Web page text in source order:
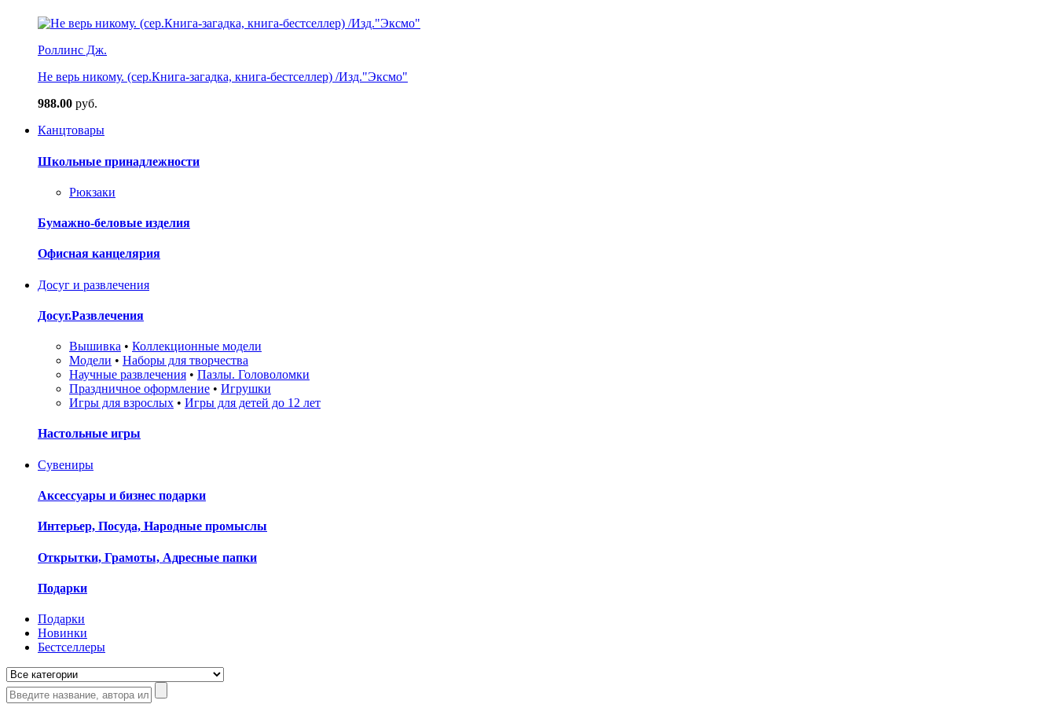
Роллинс Дж.
Не верь никому. (сер.Книга-загадка, книга-бестселлер) /Изд."Эксмо"
988.00 руб.
Канцтовары
Школьные принадлежности
Рюкзаки
Бумажно-беловые изделия
Офисная канцелярия
Досуг и развлечения
Досуг.Развлечения
Вышивка • Коллекционные модели
Модели • Наборы для творчества
Научные развлечения • Пазлы. Головоломки
Праздничное оформление • Игрушки
Игры для взрослых • Игры для детей до 12 лет
Настольные игры
Сувениры
Аксессуары и бизнес подарки
Интерьер, Посуда, Народные промыслы
Открытки, Грамоты, Адресные папки
Подарки
Подарки
Новинки
Бестселлеры